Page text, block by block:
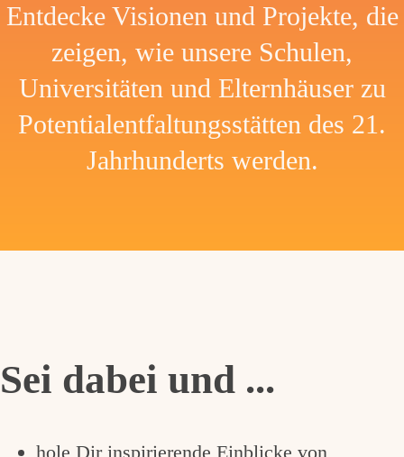
Entdecke Visionen und Projekte, die
zeigen, wie unsere Schulen,
Universitäten und Elternhäuser zu
Potentialentfaltungsstätten des 21.
Jahrhunderts werden.
Sei dabei und ...
hole Dir inspirierende Einblicke von